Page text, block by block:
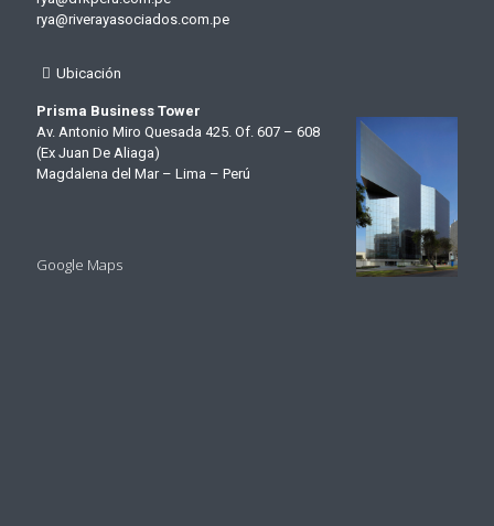
rya@riverayasociados.com.pe
Ubicación
Prisma Business Tower
Av. Antonio Miro Quesada 425. Of. 607 – 608
(Ex Juan De Aliaga)
Magdalena del Mar – Lima – Perú
Google Maps